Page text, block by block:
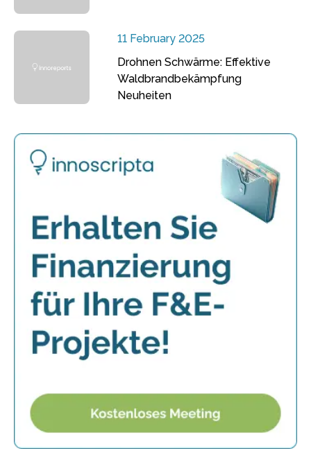
11 February 2025
Drohnen Schwärme: Effektive
Waldbrandbekämpfung
Neuheiten